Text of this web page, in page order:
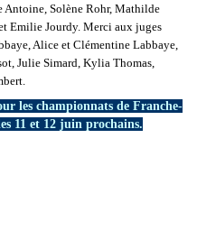
Antoine, Solène Rohr, Mathilde
Emilie Jourdy. Merci aux juges
Alice et Clémentine Labbaye,
Julie Simard, Kylia Thomas,
les championnats de Franche-
11 et 12 juin prochains.